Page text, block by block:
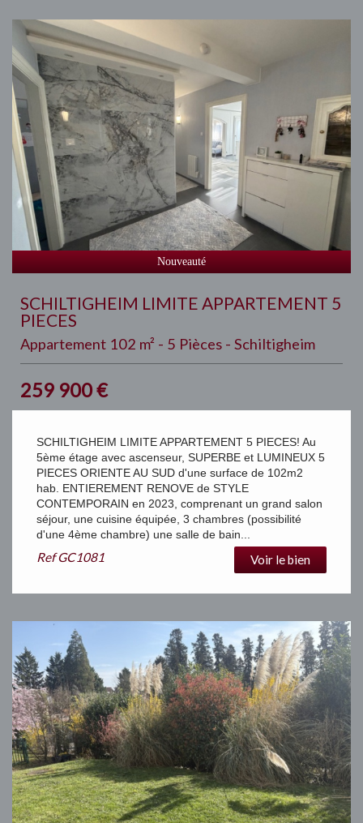
Nouveauté
SCHILTIGHEIM LIMITE APPARTEMENT 5
PIECES
Appartement 102 m² - 5 Pièces - Schiltigheim
259 900€
SCHILTIGHEIM LIMITE APPARTEMENT 5 PIECES! Au
5ème étage avec ascenseur, SUPERBE et LUMINEUX 5
PIECES ORIENTE AU SUD d'une surface de 102m2
hab. ENTIEREMENT RENOVE de STYLE
CONTEMPORAIN en 2023, comprenant un grand salon
séjour, une cuisine équipée, 3 chambres (possibilité
d'une 4ème chambre) une salle de bain...
RefGC1081 Voir le bien